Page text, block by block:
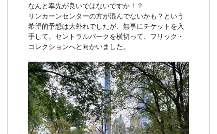
なんと幸先が良いではないですか！？
リンカーンセンターの方が混んでないかも？という
希望的予想は大外れでしたが、無事にチケットを入
手して、セントラルパークを横切って、フリック・
コレクションへと向かいました。